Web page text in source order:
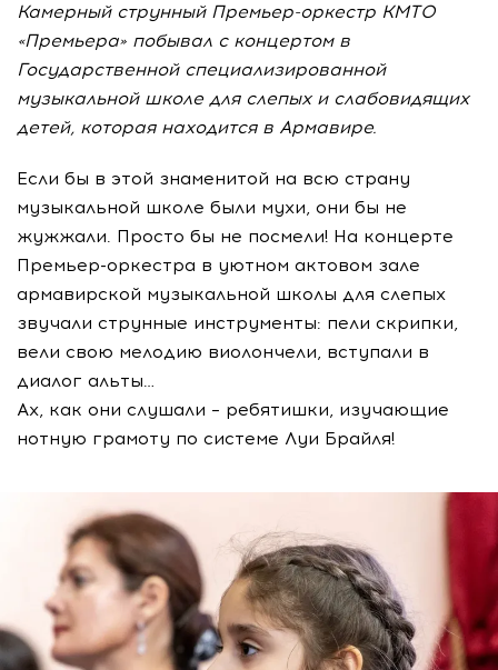
Камерный струнный Премьер-оркестр КМТО
«Премьера» побывал с концертом в
Государственной специализированной
музыкальной школе для слепых и слабовидящих
детей, которая находится в Армавире.
Если бы в этой знаменитой на всю страну
музыкальной школе были мухи, они бы не
жужжали. Просто бы не посмели! На концерте
Премьер-оркестра в уютном актовом зале
армавирской музыкальной школы для слепых
звучали струнные инструменты: пели скрипки,
вели свою мелодию виолончели, вступали в
диалог альты…
Ах, как они слушали – ребятишки, изучающие
нотную грамоту по системе Луи Брайля!